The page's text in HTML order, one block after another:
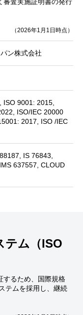
（2026年1月1日時点）
ン株式会社
ISO 9001: 2015,
ISO/IEC 20000
2017, ISO /IEC
IS 76843,
637557, CLOUD
テム（ISO
するため、国際規格
テムを採用し、継続